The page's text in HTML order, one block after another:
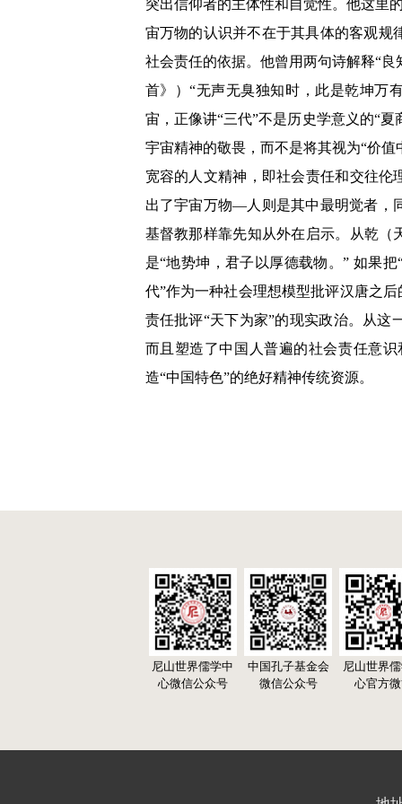
突出信仰者的主体性和自觉性。他这里
宙万物的认识并不在于其具体的客观规
社会责任的依据。他曾用两句诗解释“良
首》
）“无声无臭独知时，此是乾坤万
宙，正像讲“三代”不是历史学意义的“
宇宙精神的敬畏，而不是将其视为“价
宽容的人文精神，即社会责任和交往伦
出了宇宙万物—人则是其中最明觉者，
基督教那样靠先知从外在启示。从乾（
是“地势坤，君子以厚德载物。” 如果把
代”作为一种社会理想模型批评汉唐之
责任批评“天下为家”的现实政治。从
而且塑造了中国人普遍的社会责任意
造“中国特色”的绝好精神传统资源。
尼山世界儒学中
心微信公众号
中国孔子基金会
微信公众号
尼山世界
心官方